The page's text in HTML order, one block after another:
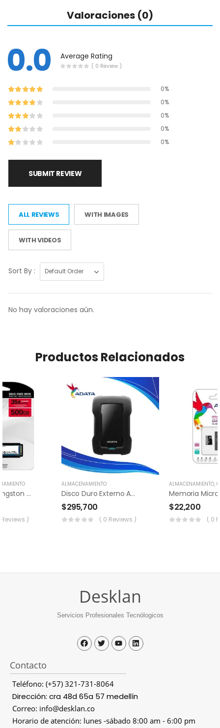
Valoraciones (0)
0.0 Average Rating
( 0 Review )
0%
0%
0%
0%
0%
SUBMIT REVIEW
ALL REVIEWS WITH IMAGES
WITH VIDEOS
Sort By :
No hay valoraciones aún.
Productos Relacionados
Disco Solido Kingston M.2 Pcie 500gb
)
ALMACENAMIENTO
Disco Duro Externo ADATA 1 TB
$295,700
( 0 Reviews )
ALMACENAMIENTO,
$22,200
( 0
Desklan
Servicios Profesionales Tecnólogicos
Contacto
Teléfono: (+57) 321-731-8064
Dirección: cra 48d 65a 57 medellín
Correo: info@desklan.co
Horario de atención: lunes -sábado 8:00 am - 6:00 pm